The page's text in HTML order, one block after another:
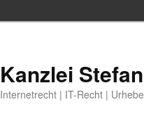
Kanzlei
Internetrecht | IT-Recht |